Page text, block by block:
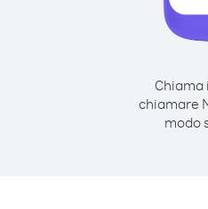
Chiama
chiamare
modo